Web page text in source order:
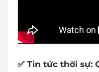
✅ Tin tức thời sự: